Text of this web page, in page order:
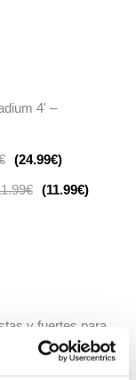
4' –
(24.99€)
€ (11.99€)
y fuertes para